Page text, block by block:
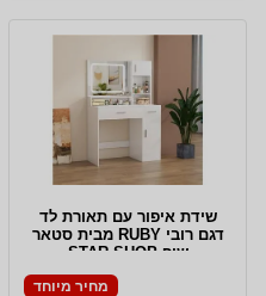
שידת איפור עם תאורת לד
דגם רובי RUBY מבית סטאר
שופ STAR SHOP
מחיר מיוחד